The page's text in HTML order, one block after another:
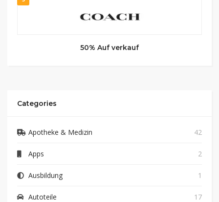
50% Auf verkauf
Categories
Apotheke & Medizin 42
Apps 2
Ausbildung 1
Autoteile 17